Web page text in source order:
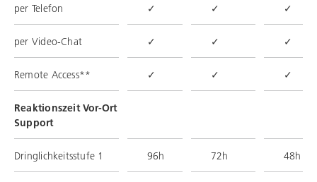
per Telefon ✓ ✓ ✓
per Video-Chat ✓ ✓ ✓
Remote Access** ✓ ✓ ✓
Reaktionszeit Vor-Ort
Support
Dringlichkeitsstufe 1 96h 72h 48h